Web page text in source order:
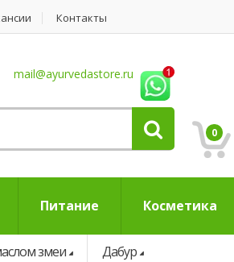
Контакты
mail@ayurvedastore.ru
0
Питание Косметика
змеи Дабур